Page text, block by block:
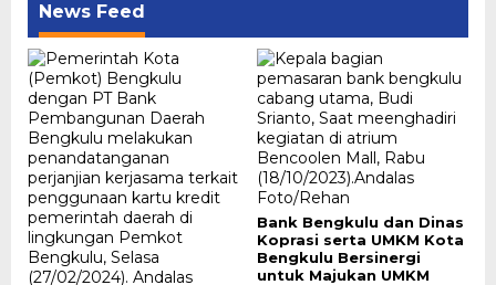
News Feed
Bank Bengkulu dan Dinas
Koprasi serta UMKM Kota
Bengkulu Bersinergi
untuk Majukan UMKM